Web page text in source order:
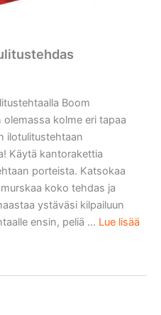
Boom
kolme eri tapaa
ilotulitustehtaan
Käytä kantorakettia
porteista. Katsokaa
koko tehdas ja
ystäväsi kilpailuun
ensin, peliä ... Lue lisää